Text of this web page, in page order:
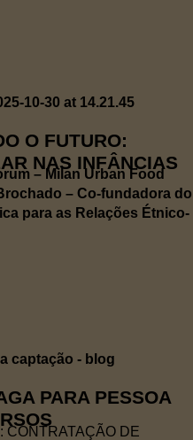
O FUTURO:
NAS INFÂNCIAS
– Milan Urban Food
– Co-fundadora do
para as Relações Étnico-
PARA PESSOA
CONTRATAÇÃO DE